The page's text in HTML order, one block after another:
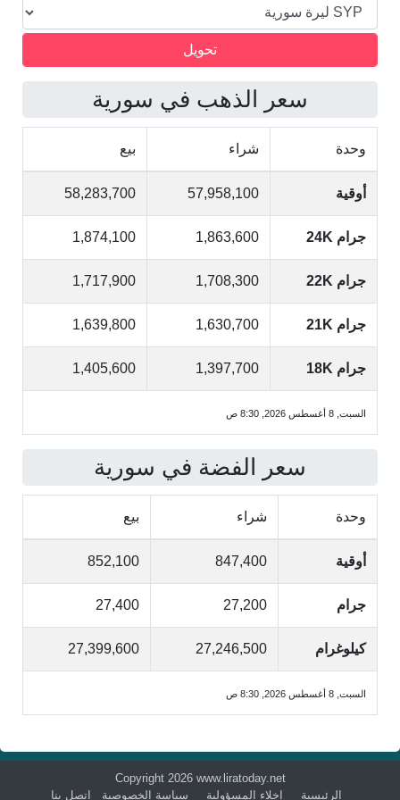
سعر الذهب في سورية
وحدة شراء بيع
أوقية 57,958,100
58,283,700
جرام 24K 1,863,600
1,874,100
جرام 22K 1,708,300
1,717,900
جرام 21K 1,630,700
1,639,800
جرام 18K 1,397,700
1,405,600
السبت, 8 أغسطس 2026, 8:30 ص
سعر الفضة في سورية
وحدة شراء بيع
أوقية 847,400
852,100
جرام 27,200
27,400
كيلوغرام 27,246,500
27,399,600
السبت, 8 أغسطس 2026, 8:30 ص
Copyright 2026 www.liratoday.net
الرئيسية
إخلاء المسؤولية سياسة الخصوصية اتصل بنا